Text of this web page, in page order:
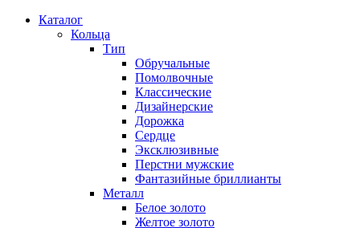
Каталог
Кольца
Тип
Обручальные
Помолвочные
Классические
Дизайнерские
Дорожка
Сердце
Эксклюзивные
Перстни мужские
Фантазийные бриллианты
Металл
Белое золото
Желтое золото